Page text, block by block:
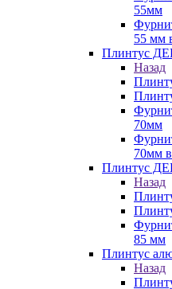
55мм
55 мм
Плинтус
Назад
70мм
70мм
Плинтус
Назад
85 мм
Плинтус
Назад